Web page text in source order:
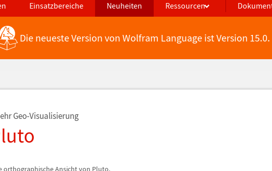
Einsatzbereiche Neuheiten Ressourcen
FeaturesDie neueste Version von Wolfram Language ist Version 15.0.
Geo-Visualisierung
orthographische Ansicht von Pluto.